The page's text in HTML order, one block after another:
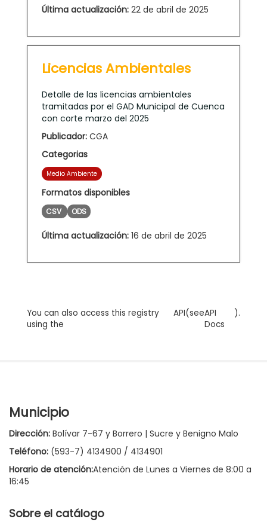
Última actualización: 22 de abril de 2025
Licencias Ambientales
Detalle de las licencias ambientales
tramitadas por el GAD Municipal de Cuenca
con corte marzo del 2025
Publicador: CGA
Categorias
Medio Ambiente
Formatos disponibles
CSV ODS
Última actualización: 16 de abril de 2025
You can also access this registry
using the
API(seeAPI
Docs
).
Municipio
Dirección: Bolívar 7-67 y Borrero | Sucre y Benigno Malo
Teléfono: (593-7) 4134900 / 4134901
Horario de atención:Atención de Lunes a Viernes de 8:00 a
16:45
Sobre el catálogo